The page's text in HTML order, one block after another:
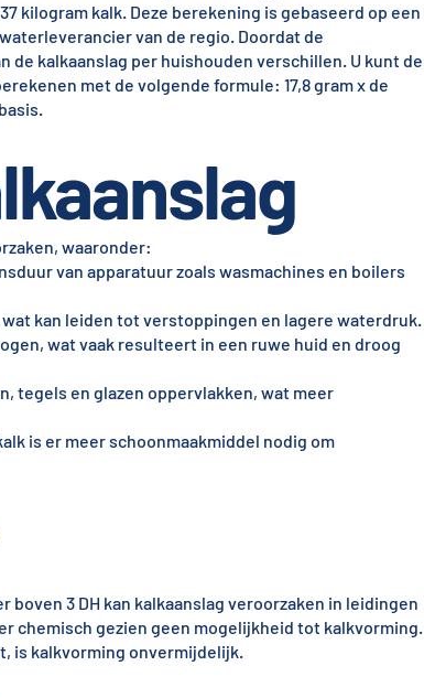
kilogram kalk. Deze berekening is gebaseerd op een
van de regio. Doordat de
kalkaanslag per huishouden verschillen. U kunt de
met de volgende formule: 17,8 gram x de
waaronder:
van apparatuur zoals wasmachines en boilers
kan leiden tot verstoppingen en lagere waterdruk.
wat vaak resulteert in een ruwe huid en droog
tegels en glazen oppervlakken, wat meer
is er meer schoonmaakmiddel nodig om
3 DH kan kalkaanslag veroorzaken in leidingen
chemisch gezien geen mogelijkheid tot kalkvorming.
is kalkvorming onvermijdelijk.